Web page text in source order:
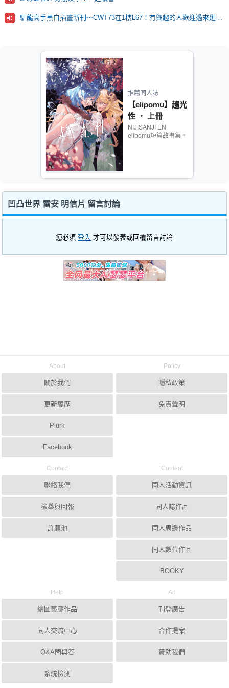
推薦同人誌
【elipomu】趨光
性 ‧ 上冊
NIJISANJI EN
elipomu短篇故事集。
凹凸世界 雷安 明信片 留言討論
您必須登入 才可以發表或回覆留言討論
About
關於我們
更新履歷
Plurk
Facebook
Policy
隱私政策
免責聲明
Contact
聯絡我們
檢舉與回報
許願池
Content
同人活動資訊
同人誌作品
同人周邊作品
同人數位作品
BOOKY
Help
繪圖藝廊作品
同人交流中心
Q&A問與答
系統檢測
Ad
刊登廣告
合作提案
贊助我們